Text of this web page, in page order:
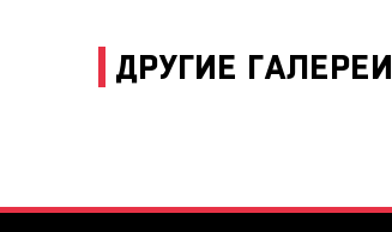
ДРУГИЕ ГАЛЕРЕИ